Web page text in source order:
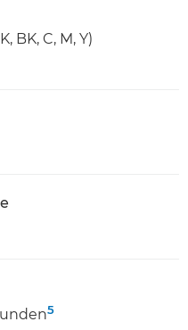
BK, C, M, Y)
5